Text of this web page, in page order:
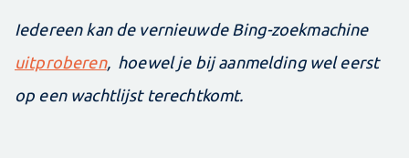
Iedereen kan de vernieuwde Bing-zoekmachine
uitproberen, hoewel je bij aanmelding wel eerst
op een wachtlijst terechtkomt.